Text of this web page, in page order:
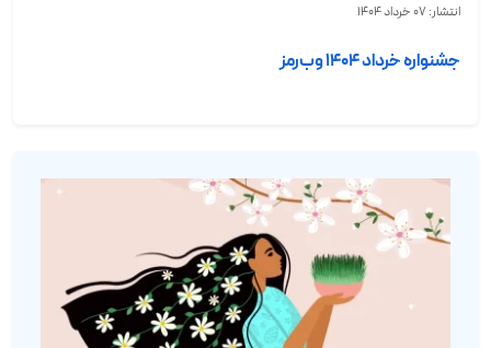
انتشار: 07 خرداد 1404
جشنواره خرداد ۱۴۰۴ وب‌رمز